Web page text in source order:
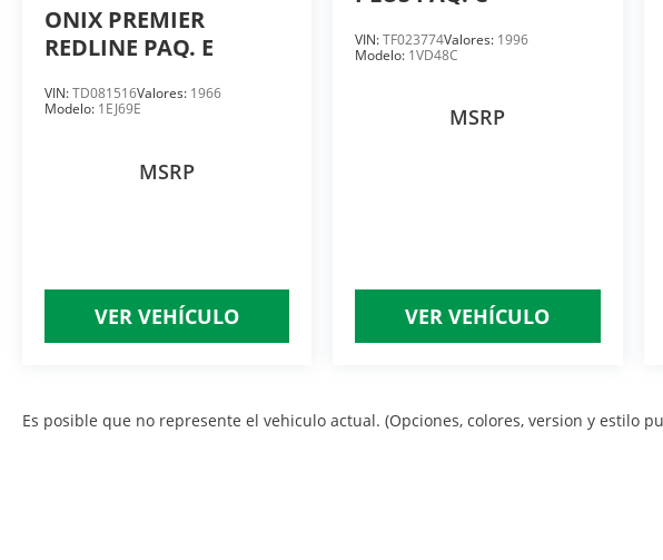
ONIX PREMIER
REDLINE PAQ. E
VIN:TD081516Valores: 1966
Modelo: 1EJ69E
MSRP
VER VEHÍCULO
VIN:TF023774Valores: 1996
Modelo: 1VD48C
MSRP
VER VEHÍCULO
Es posible que no represente el vehiculo actual. (Opciones, colores, version y estilo